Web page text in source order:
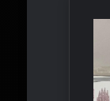
çıktı